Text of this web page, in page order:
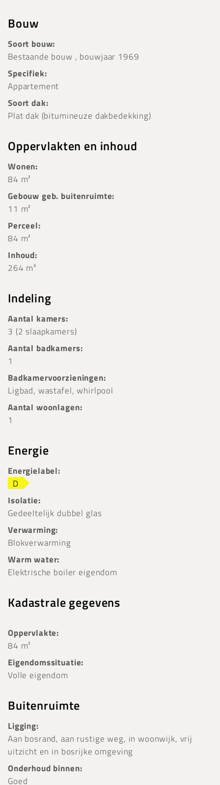
Bouw
Soort bouw:
Bestaande bouw , bouwjaar 1969
Specifiek:
Appartement
Soort dak:
Plat dak (bitumineuze dakbedekking)
Oppervlakten en inhoud
Wonen:
84 m²
Gebouw geb. buitenruimte:
11 m²
Perceel:
84 m²
Inhoud:
264 m³
Indeling
Aantal kamers:
3 (2 slaapkamers)
Aantal badkamers:
1
Badkamervoorzieningen:
Ligbad, wastafel, whirlpool
Aantal woonlagen:
1
Energie
Energielabel:
D
Isolatie:
Gedeeltelijk dubbel glas
Verwarming:
Blokverwarming
Warm water:
Elektrische boiler eigendom
Kadastrale gegevens
Oppervlakte:
84 m²
Eigendomssituatie:
Volle eigendom
Buitenruimte
Ligging:
Aan bosrand, aan rustige weg, in woonwijk, vrij
uitzicht en in bosrijke omgeving
Onderhoud binnen:
Goed